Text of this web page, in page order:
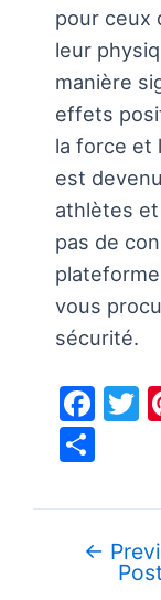
pour ceux
leur
manière
effets
la force et
est
athlètes et
pas de
vous
sécurité.
F
e
b
T
ar
e
navigation
←